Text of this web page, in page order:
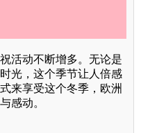
活动不断增多。无论是
光，这个季节让人倍感
来享受这个冬季，欧洲
感动。